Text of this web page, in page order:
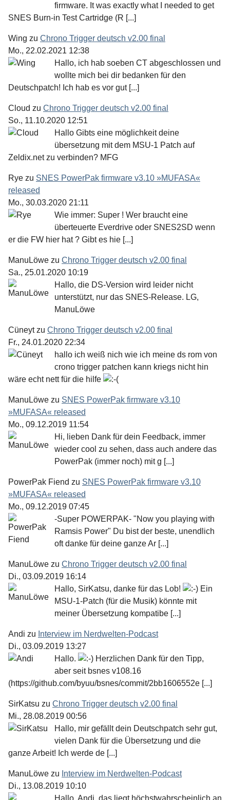
firmware. It was exactly what I needed to get
SNES Burn-in Test Cartridge (R [...]
Wing zu Chrono Trigger deutsch v2.00 final
Mo., 22.02.2021 12:38
Hallo, ich hab soeben CT abgeschlossen und
wollte mich bei dir bedanken für den
Deutschpatch! Ich hab es vor gut [...]
Cloud zu Chrono Trigger deutsch v2.00 final
So., 11.10.2020 12:51
Hallo Gibts eine möglichkeit deine
übersetzung mit dem MSU-1 Patch auf
Zeldix.net zu verbinden? MFG
Rye zu SNES PowerPak firmware v3.10 »MUFASA«
released
Mo., 30.03.2020 21:11
Wie immer: Super ! Wer braucht eine
überteuerte Everdrive oder SNES2SD wenn
er die FW hier hat ? Gibt es hie [...]
ManuLöwe zu Chrono Trigger deutsch v2.00 final
Sa., 25.01.2020 10:19
Hallo, die DS-Version wird leider nicht
unterstützt, nur das SNES-Release. LG,
ManuLöwe
Cüneytzu Chrono Trigger deutsch v2.00 final
Fr., 24.01.2020 22:34
hallo ich weiß nich wie ich meine ds rom von
crono trigger patchen kann kriegs nicht hin
wäre echt nett für die hilfe
ManuLöwe zu SNES PowerPak firmware v3.10
»MUFASA« released
Mo., 09.12.2019 11:54
Hi, lieben Dank für dein Feedback, immer
wieder cool zu sehen, dass auch andere das
PowerPak (immer noch) mit g [...]
PowerPak Fiend zu SNES PowerPak firmware v3.10
»MUFASA« released
Mo., 09.12.2019 07:45
-Super POWERPAK- "Now you playing with
Ramsis Power" Du bist der beste, unendlich
oft danke für deine ganze Ar [...]
ManuLöwe zu Chrono Trigger deutsch v2.00 final
Di., 03.09.2019 16:14
Hallo, SirKatsu, danke für das Lob!
Ein
MSU-1-Patch (für die Musik) könnte mit
meiner Übersetzung kompatibe [...]
Andi zu Interview im Nerdwelten-Podcast
Di., 03.09.2019 13:27
Hallo.
Herzlichen Dank für den Tipp,
aber seit bsnes v108.16
(https://github.com/byuu/bsnes/commit/2bb1606552e [...]
SirKatsu zu Chrono Trigger deutsch v2.00 final
Mi., 28.08.2019 00:56
Hallo, mir gefällt dein Deutschpatch sehr gut,
vielen Dank für die Übersetzung und die
ganze Arbeit! Ich werde de [...]
ManuLöwe zu Interview im Nerdwelten-Podcast
Di., 13.08.2019 10:10
Hallo, Andi, das liegt höchstwahrscheinlich an